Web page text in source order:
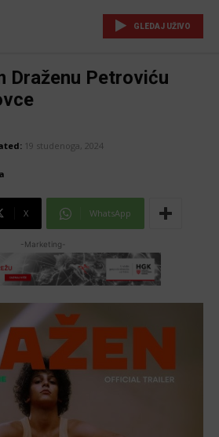
GLEDAJ UŽIVO
Draženu Petroviću
19 studenoga, 2024
X WhatsApp
-Marketing-